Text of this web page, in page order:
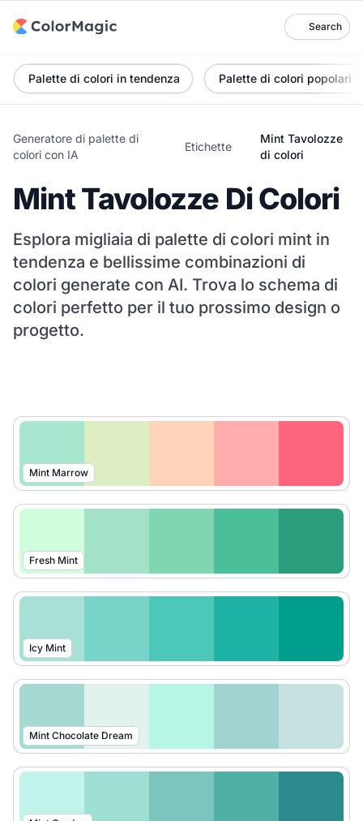
Search
Palette di colori in tendenza Palette di colori popolari
Generatore di palette di
colori con IA
Etichette
Mint Tavolozze
di colori
Mint Tavolozze Di Colori
Esplora migliaia di palette di colori mint in
tendenza e bellissime combinazioni di
colori generate con AI. Trova lo schema di
colori perfetto per il tuo prossimo design o
progetto.
Mint Marrow
Fresh Mint
Icy Mint
Mint Chocolate Dream